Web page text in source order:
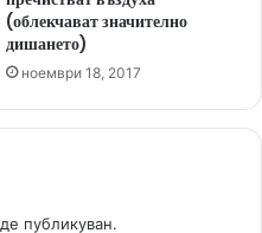
(облекчават значително
дишането)
ноември 18, 2017
публикуван.